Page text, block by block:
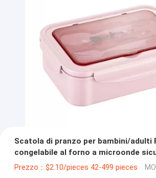
Scatola di pranzo per bambini/adulti
congelabile al forno a microonde
con forchetta a cucchiaio
Prezzo：$2.10/pieces 42-499 pieces